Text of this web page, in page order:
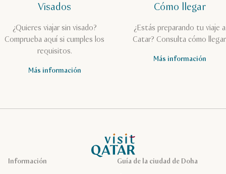
Visados
¿Quieres viajar sin visado?
Comprueba aquí si cumples los
requisitos.
Más información
Cómo llegar
¿Estás preparando tu viaje a
Catar? Consulta cómo
Más información
Página de inicio de Visit Qatar
Guía de la ciudad de Doha
Información